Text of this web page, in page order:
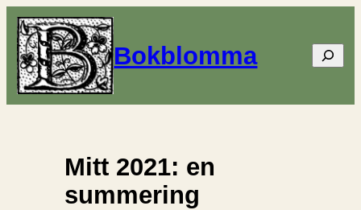
Bokblomma Sök
Mitt 2021: en
summering